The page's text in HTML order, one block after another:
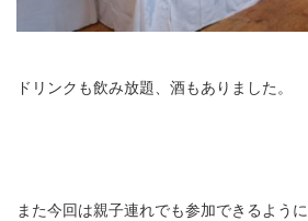
ドリンクも飲み放題、酒もありました。
また今回は親子連れでも参加できるように